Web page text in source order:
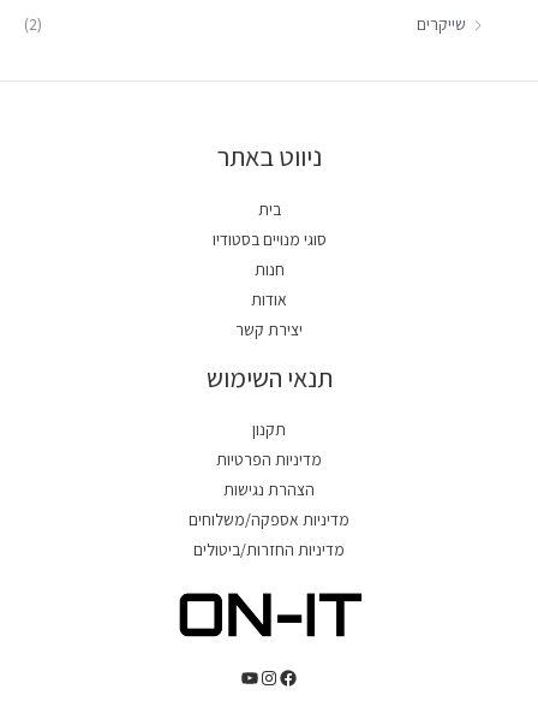
שייקרים
(2)
ניווט באתר
בית
סוגי מנויים בסטודיו
חנות
אודות
יצירת קשר
תנאי השימוש
תקנון
מדיניות הפרטיות
הצהרת נגישות
מדיניות אספקה/משלוחים
מדיניות החזרות/ביטולים